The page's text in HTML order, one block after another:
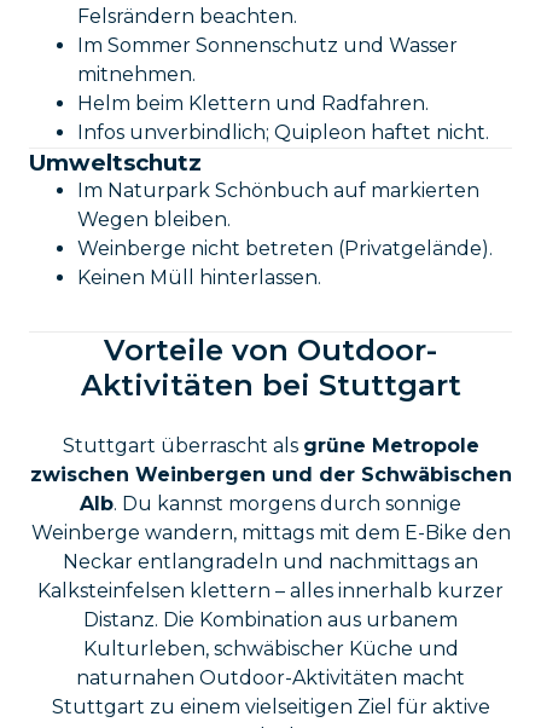
Felsrändern beachten.
Im Sommer Sonnenschutz und Wasser
mitnehmen.
Helm beim Klettern und Radfahren.
Infos unverbindlich; Quipleon haftet nicht.
Umweltschutz
Im Naturpark Schönbuch auf markierten
Wegen bleiben.
Weinberge nicht betreten (Privatgelände).
Keinen Müll hinterlassen.
Vorteile von Outdoor-
Aktivitäten bei Stuttgart
Stuttgart überrascht als grüne Metropole
zwischen Weinbergen und der Schwäbischen
Alb. Du kannst morgens durch sonnige
Weinberge wandern, mittags mit dem E-Bike den
Neckar entlangradeln und nachmittags an
Kalksteinfelsen klettern – alles innerhalb kurzer
Distanz. Die Kombination aus urbanem
Kulturleben, schwäbischer Küche und
naturnahen Outdoor-Aktivitäten macht
Stuttgart zu einem vielseitigen Ziel für aktive